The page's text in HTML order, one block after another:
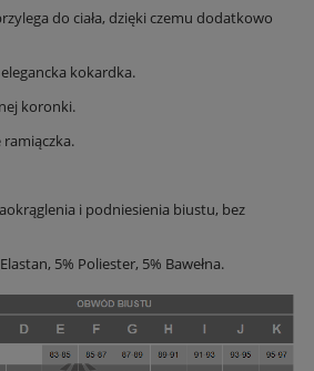
do ciała, dzięki czemu dodatkowo
kokardka.
koronki.
i podniesienia biustu, bez
5% Poliester, 5% Bawełna.